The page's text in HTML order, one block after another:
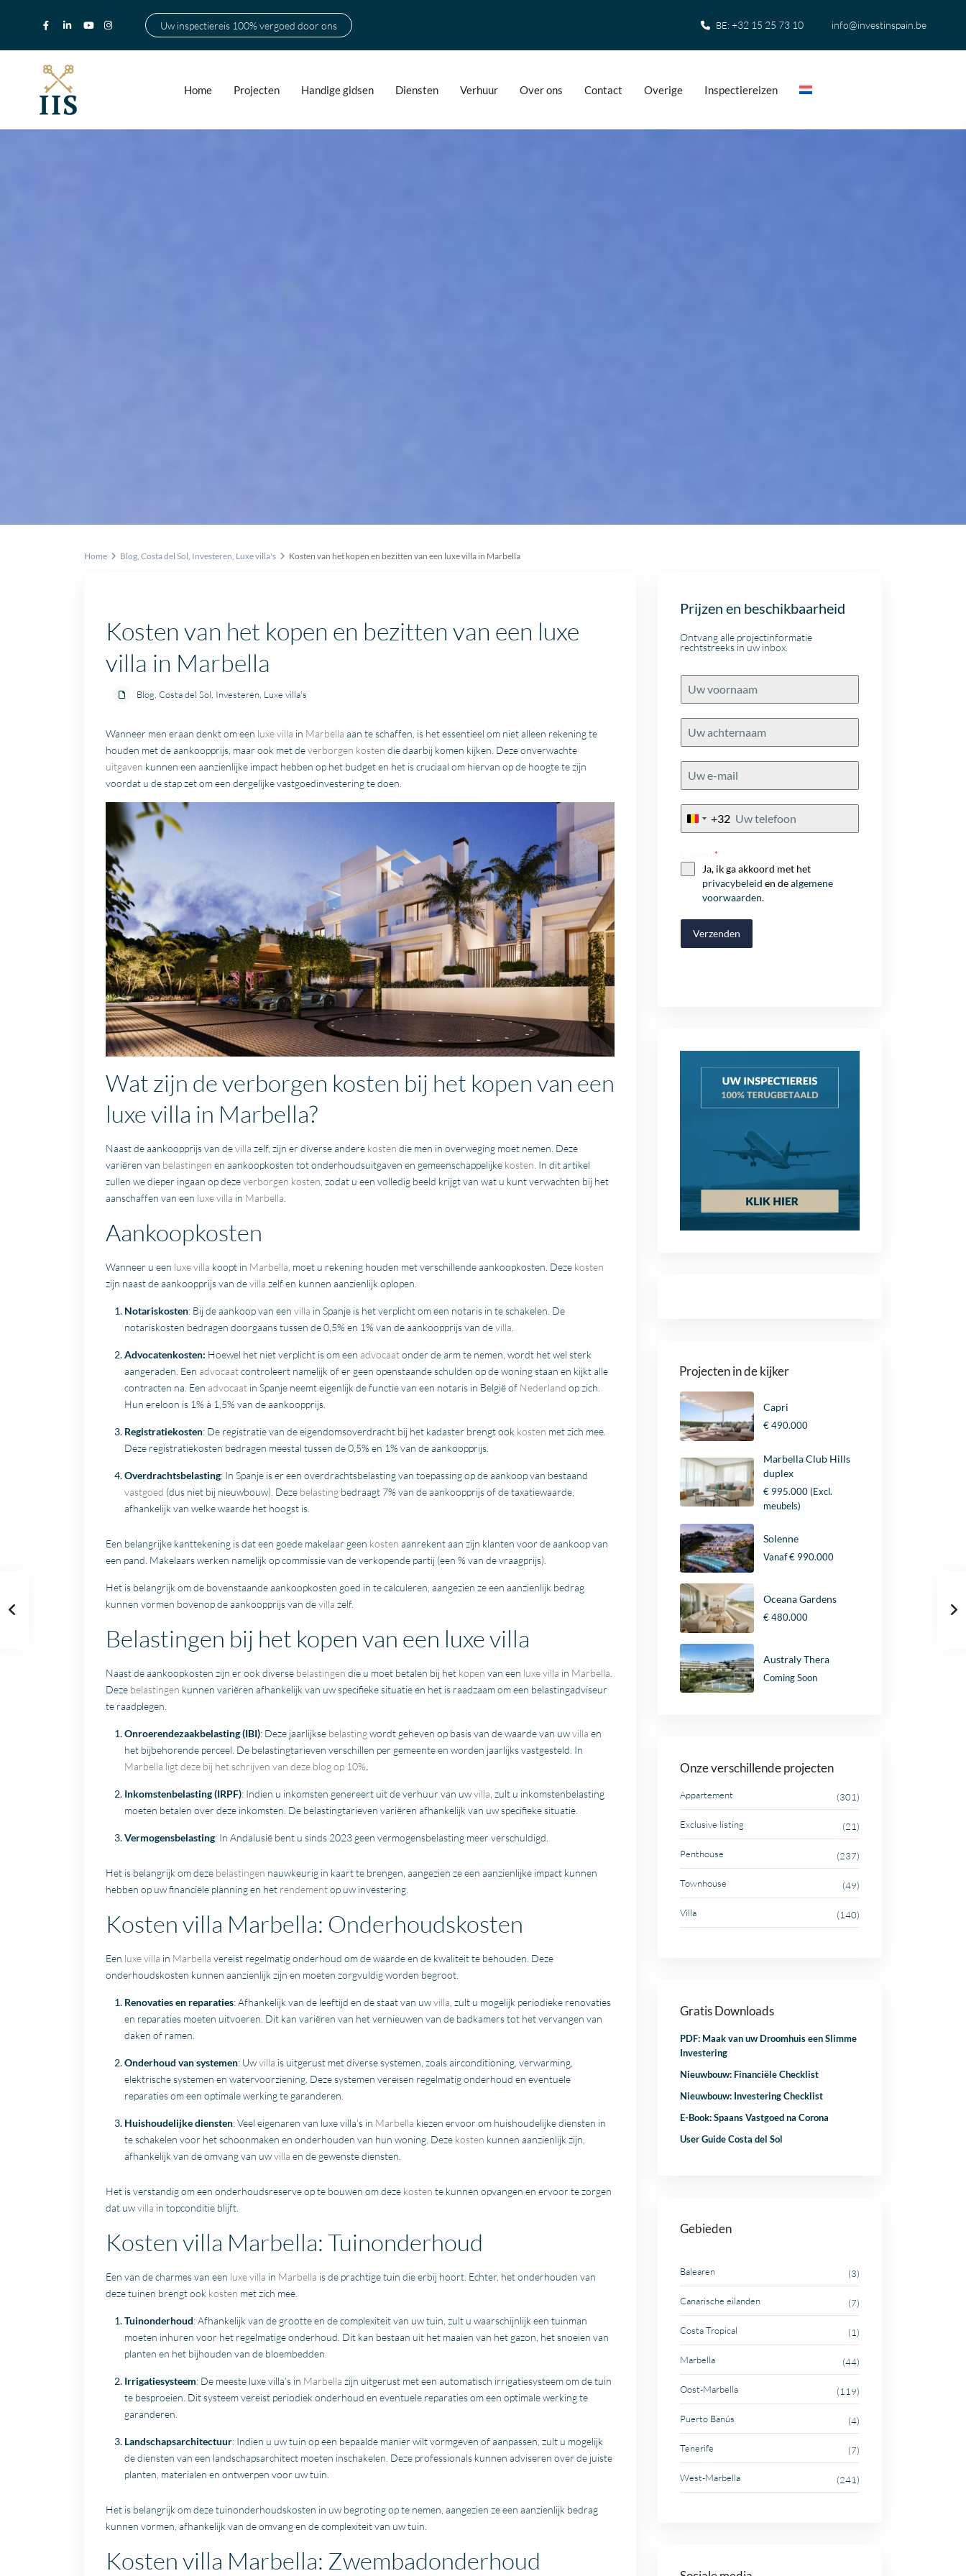
Uw inspectiereis 100% vergoed door ons BE:+32 15 25 73 10 info@investinspain.be
Home Projecten Handige gidsen Diensten Verhuur Over ons Contact Overige Inspectiereizen
Home Blog, Costa del Sol, Investeren, Luxe villa's Kosten van het kopen en bezitten van een luxe villa in Marbella
Kosten van het kopen en bezitten van een luxe
villa in Marbella
Blog Costa del Sol Investeren Luxe villa's
Wanneer men eraan denkt om een luxe villa in Marbella aan te schaffen, is het essentieel om niet alleen rekening te
houden met de aankoopprijs, maar ook met deverborgen kosten die daarbij komen kijken. Deze onverwachte
uitgaven kunnen een aanzienlijke impact hebben op het budget en het is cruciaal om hiervan op de hoogte te zijn
voordat u de stap zet om een dergelijke vastgoedinvestering te doen.
Wat zijn de verborgen kosten bij het kopen van een
luxe villa in Marbella?
Naast de aankoopprijs van devilla zelf, zijn er diverse andere kosten die men in overweging moet nemen. Deze
variëren van belastingen en aankoopkosten tot onderhoudsuitgaven en gemeenschappelijke kosten . In dit artikel
zullen we dieper ingaan op dezeverborgen kosten , zodat u een volledig beeld krijgt van wat u kunt verwachten bij het
aanschaffen van een luxe villa in Marbella
Aankoopkosten
Wanneer u een luxe villa koopt in Marbella , moet u rekening houden met verschillende aankoopkosten. Deze kosten
zijn naast de aankoopprijs van devilla zelf en kunnen aanzienlijk oplopen.
Notariskosten: Bij de aankoop van een villa in Spanje is het verplicht om een notaris in te schakelen. De
notariskosten bedragen doorgaans tussen de 0,5% en 1% van de aankoopprijs van devilla
Advocatenkosten: Hoewel het niet verplicht is om een advocaatonder de arm te nemen, wordt het wel sterk
aangeraden. Een advocaatcontroleert namelijk of er geen openstaande schulden op de woning staan en kijkt alle
contracten na. Een advocaat in Spanje neemt eigenlijk de functie van een notaris in België of Nederland op zich.
Hun ereloon is 1% à 1,5% van de aankoopprijs.
Registratiekosten: De registratie van de eigendomsoverdracht bij het kadaster brengt ook kosten met zich mee.
Deze registratiekosten bedragen meestal tussen de 0,5% en 1% van de aankoopprijs.
Overdrachtsbelasting: In Spanje is er een overdrachtsbelasting van toepassing op de aankoop van bestaand
vastgoed (dus niet bij nieuwbouw). Deze belasting bedraagt 7% van de aankoopprijs of de taxatiewaarde,
afhankelijk van welke waarde het hoogst is.
Een belangrijke kanttekening is dat een goede makelaar geen kosten aanrekent aan zijn klanten voor de aankoop van
een pand. Makelaars werken namelijk op commissie van de verkopende partij (een % van de vraagprijs).
Het is belangrijk om de bovenstaande aankoopkosten goed in te calculeren, aangezien ze een aanzienlijk bedrag
kunnen vormen bovenop de aankoopprijs van devilla zelf.
Belastingen bij het kopen van een luxe villa
Naast de aankoopkosten zijn er ook diverse belastingen die u moet betalen bij het kopen van een luxe villa in Marbella
Deze belastingen kunnen variëren afhankelijk van uw specifieke situatie en het is raadzaam om een belastingadviseur
te raadplegen.
Onroerendezaakbelasting (IBI): Deze jaarlijkse belastingwordt geheven op basis van de waarde van uwvilla en
het bijbehorende perceel. De belastingtarieven verschillen per gemeente en worden jaarlijks vastgesteld. In
Marbella ligt deze bij het schrijven van deze blog op 10%.
Inkomstenbelasting (IRPF): Indien u inkomsten genereert uit de verhuur van uwvilla , zult u inkomstenbelasting
moeten betalen over deze inkomsten. De belastingtarieven variëren afhankelijk van uw specifieke situatie.
Vermogensbelasting: In Andalusië bent u sinds 2023 geen vermogensbelasting meer verschuldigd.
Het is belangrijk om deze belastingen nauwkeurig in kaart te brengen, aangezien ze een aanzienlijke impact kunnen
hebben op uw financiële planning en het rendementop uw investering.
Kosten villa Marbella: Onderhoudskosten
Een luxe villa in Marbella vereist regelmatig onderhoud om de waarde en de kwaliteit te behouden. Deze
onderhoudskosten kunnen aanzienlijk zijn en moeten zorgvuldig worden begroot.
Renovaties en reparaties: Afhankelijk van de leeftijd en de staat van uwvilla , zult u mogelijk periodieke renovaties
en reparaties moeten uitvoeren. Dit kan variëren van het vernieuwen van de badkamers tot het vervangen van
daken of ramen.
Onderhoud van systemen: Uwvilla is uitgerust met diverse systemen, zoals airconditioning, verwarming,
elektrische systemen en watervoorziening. Deze systemen vereisen regelmatig onderhoud en eventuele
reparaties om een optimale werking te garanderen.
Huishoudelijke diensten: Veel eigenaren van luxe villa’s in Marbella kiezen ervoor om huishoudelijke diensten in
te schakelen voor het schoonmaken en onderhouden van hun woning. Deze kosten kunnen aanzienlijk zijn,
afhankelijk van de omvang van uwvilla en de gewenste diensten.
Het is verstandig om een onderhoudsreserve op te bouwen om deze kosten te kunnen opvangen en ervoor te zorgen
dat uwvilla in topconditie blijft.
Kosten villa Marbella: Tuinonderhoud
Een van de charmes van een luxe villa in Marbella is de prachtige tuin die erbij hoort. Echter, het onderhouden van
deze tuinen brengt ook kosten met zich mee.
Tuinonderhoud: Afhankelijk van de grootte en de complexiteit van uw tuin, zult u waarschijnlijk een tuinman
moeten inhuren voor het regelmatige onderhoud. Dit kan bestaan uit het maaien van het gazon, het snoeien van
planten en het bijhouden van de bloembedden.
Irrigatiesysteem: De meeste luxe villa’s in Marbella zijn uitgerust met een automatisch irrigatiesysteem om de tuin
te besproeien. Dit systeem vereist periodiek onderhoud en eventuele reparaties om een optimale werking te
garanderen.
Landschapsarchitectuur: Indien u uw tuin op een bepaalde manier wilt vormgeven of aanpassen, zult u mogelijk
de diensten van een landschapsarchitect moeten inschakelen. Deze professionals kunnen adviseren over de juiste
planten, materialen en ontwerpen voor uw tuin.
Het is belangrijk om deze tuinonderhoudskosten in uw begroting op te nemen, aangezien ze een aanzienlijk bedrag
kunnen vormen, afhankelijk van de omvang en de complexiteit van uw tuin.
Kosten villa Marbella: Zwembadonderhoud
Prijzen en beschikbaarheid
Ontvang alle projectinformatie
rechtstreeks in uw inbox.
Belgium
+32
*
Ja, ik ga akkoord met het
privacybeleid en dealgemene
voorwaarden.
Verzenden
Projecten in de kijker
Capri
€ 490.000
Marbella Club Hills
duplex
€ 995.000(Excl.
meubels)
Solenne
Vanaf€ 990.000
Oceana Gardens
€ 480.000
Australy Thera
Coming Soon
Onze verschillende projecten
Appartement (301)
Exclusive listing (21)
Penthouse (237)
Townhouse (49)
Villa (140)
Gratis Downloads
PDF: Maak van uw Droomhuis een Slimme
Investering
Nieuwbouw: Financiële Checklist
Nieuwbouw: Investering Checklist
E-Book: Spaans Vastgoed na Corona
User Guide Costa del Sol
Gebieden
Balearen (3)
Canarische eilanden (7)
Costa Tropical (1)
Marbella (44)
Oost-Marbella (119)
Puerto Banús (4)
Tenerife (7)
West-Marbella (241)